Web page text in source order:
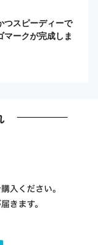
つスピーディーで
マークが完成しま